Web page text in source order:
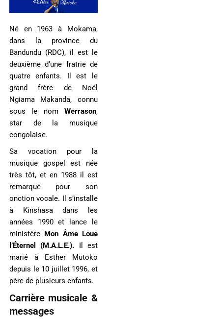
Né en 1963 à Mokama,
dans la province du
Bandundu (RDC), il est le
deuxième d’une fratrie de
quatre enfants. Il est le
grand frère de Noël
Ngiama Makanda, connu
sous le nom Werrason,
star de la musique
congolaise.
Sa vocation pour la
musique gospel est née
très tôt, et en 1988 il est
remarqué pour son
onction vocale. Il s’installe
à Kinshasa dans les
années 1990 et lance le
ministère Mon Âme Loue
l’Éternel (M.A.L.E.). Il est
marié à Esther Mutoko
depuis le 10 juillet 1996, et
père de plusieurs enfants.
Carrière musicale &
messages